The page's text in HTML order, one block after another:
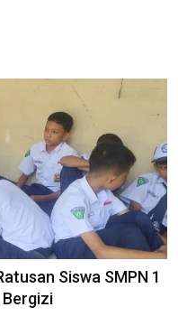
Siswa SMPN 1
Bergizi